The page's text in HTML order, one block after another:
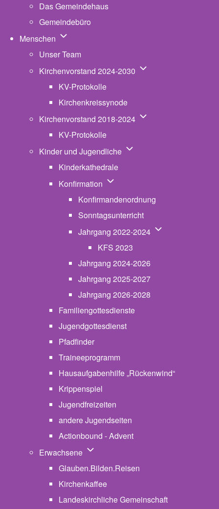
Das Gemeindehaus
Gemeindebüro
Menschen Unternavigation von Menschen
Unser Team
Kirchenvorstand 2024-2030 Unternavigation von
KV-Protokolle
Kirchenkreissynode
Kirchenvorstand 2018-2024 Unternavigation von
KV-Protokolle
Kinder und Jugendliche Unternavigation von
Kinderkathedrale
Konfirmation Unternavigation von
Konfirmandenordnung
Sonntagsunterricht
Jahrgang 2022-2024 Unternavigation
KFS 2023
Jahrgang 2024-2026
Jahrgang 2025-2027
Jahrgang 2026-2028
Familiengottesdienste
Jugendgottesdienst
Pfadfinder
Traineeprogramm
Hausaufgabenhilfe „Rückenwind“
Krippenspiel
Jugendfreizeiten
andere Jugendseiten
Actionbound - Advent
Erwachsene Unternavigation von Erwachsene
Glauben.Bilden.Reisen
Kirchenkaffee
Landeskirchliche Gemeinschaft